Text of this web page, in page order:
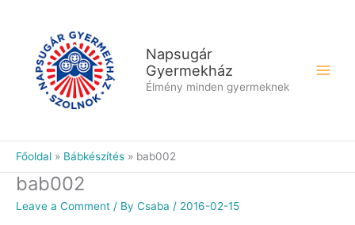
Napsugár
Gyermekház
Élmény minden gyermeknek
Főoldal Bábkészítés bab002
bab002
Leave a Comment / By Csaba / 2016-02-15